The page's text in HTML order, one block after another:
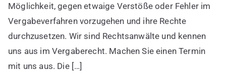
Möglichkeit, gegen etwaige Verstöße oder Fehler im
Vergabeverfahren vorzugehen und ihre Rechte
durchzusetzen. Wir sind Rechtsanwälte und kennen
uns aus im Vergaberecht. Machen Sie einen Termin
mit uns aus. Die […]